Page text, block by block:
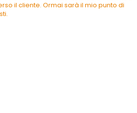
il cliente. Ormai sarà il mio punto di